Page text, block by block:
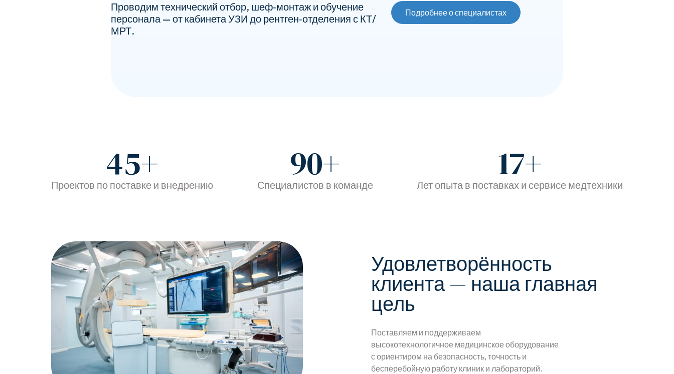
Проводим технический отбор, шеф‑монтаж и обучение
персонала — от кабинета УЗИ до рентген‑отделения с КТ/
МРТ.
Подробнее о специалистах
Проектов по поставке и внедрению
45+
Специалистов в команде
90+
Лет опыта в поставках и сервисе медтехники
17+
Удовлетворённость
клиента — наша главная
цель
Поставляем и поддерживаем
высокотехнологичное медицинское оборудование
с ориентиром на безопасность, точность и
бесперебойную работу клиник и лабораторий.